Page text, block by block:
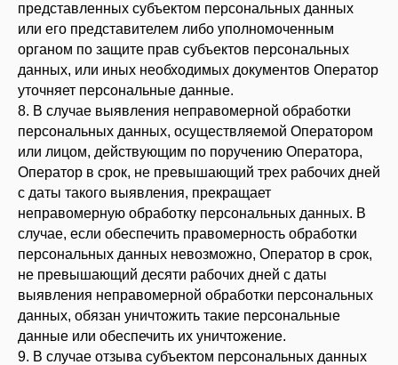
представленных субъектом персональных данных
или его представителем либо уполномоченным
органом по защите прав субъектов персональных
данных, или иных необходимых документов Оператор
уточняет персональные данные.
8. В случае выявления неправомерной обработки
персональных данных, осуществляемой Оператором
или лицом, действующим по поручению Оператора,
Оператор в срок, не превышающий трех рабочих дней
с даты такого выявления, прекращает
неправомерную обработку персональных данных. В
случае, если обеспечить правомерность обработки
персональных данных невозможно, Оператор в срок,
не превышающий десяти рабочих дней с даты
выявления неправомерной обработки персональных
данных, обязан уничтожить такие персональные
данные или обеспечить их уничтожение.
9. В случае отзыва субъектом персональных данных